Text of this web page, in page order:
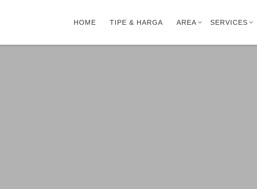
HOME TIPE & HARGA AREA SERVICES